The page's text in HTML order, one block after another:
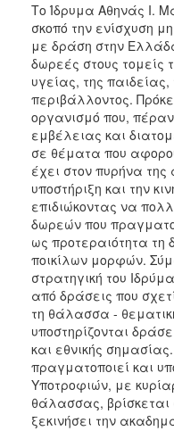
Το Ίδρυμα Αθηνάς Ι.
σκοπό την ενίσχυση
με δράση στην
δωρεές στους τομείς
υγείας, της παιδείας,
περιβάλλοντος.
οργανισμό που,
εμβέλειας και
σε θέματα που
έχει στον πυρήνα
υποστήριξη και την
επιδιώκοντας να
δωρεών που
ως προτεραιότητα τη
ποικίλων μορφών.
στρατηγική του
από δράσεις που
τη θάλασσα -
υποστηρίζονται
και εθνικής
πραγματοποιεί και
Υποτροφιών, με
θάλασσας,
ξεκινήσει την